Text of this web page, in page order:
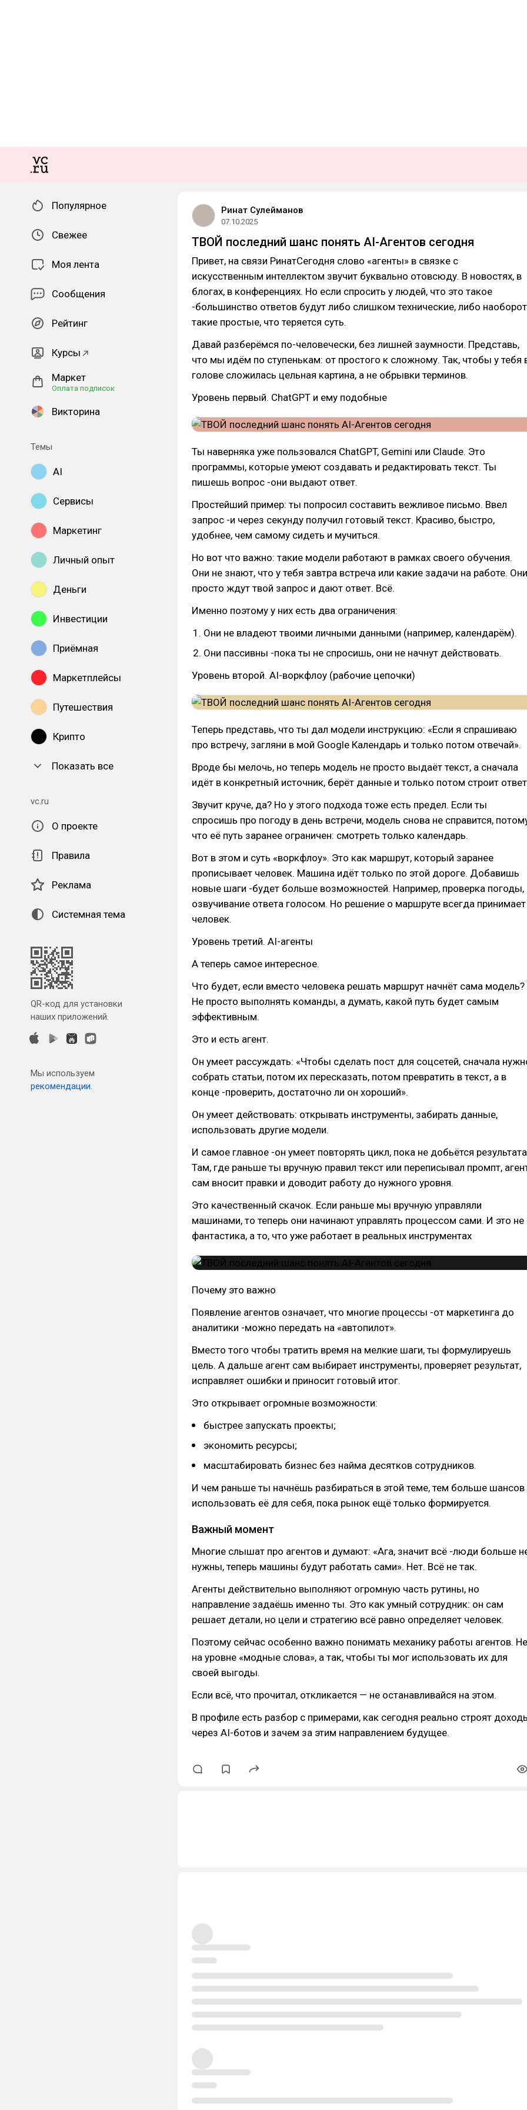
Популярное
Свежее
Моя лента
Сообщения
Рейтинг
Курсы
Маркет
Оплата подписок
Викторина
Темы
AI
Сервисы
Маркетинг
Личный опыт
Деньги
Инвестиции
Приёмная
Маркетплейсы
Путешествия
Крипто
Показать все
vc.ru
О проекте
Правила
Реклама
Системная тема
QR-код для установки
наших приложений.
Мы используем
рекомендации.
Ринат Сулейманов
07.10.2025
ТВОЙ последний шанс понять AI-Агентов сегодня
Привет, на связи РинатСегодня слово «агенты» в связке с
искусственным интеллектом звучит буквально отовсюду. В новостях, в
блогах, в конференциях. Но если спросить у людей, что это такое
-большинство ответов будут либо слишком технические, либо наоборот
такие простые, что теряется суть.
Давай разберёмся по-человечески, без лишней заумности. Представь,
что мы идём по ступенькам: от простого к сложному. Так, чтобы у тебя
голове сложилась цельная картина, а не обрывки терминов.
Уровень первый. ChatGPT и ему подобные
Ты наверняка уже пользовался ChatGPT, Gemini или Claude. Это
программы, которые умеют создавать и редактировать текст. Ты
пишешь вопрос -они выдают ответ.
Простейший пример: ты попросил составить вежливое письмо. Ввел
запрос -и через секунду получил готовый текст. Красиво, быстро,
удобнее, чем самому сидеть и мучиться.
Но вот что важно: такие модели работают в рамках своего обучения.
Они не знают, что у тебя завтра встреча или какие задачи на работе. Они
просто ждут твой запрос и дают ответ. Всё.
Именно поэтому у них есть два ограничения:
Они не владеют твоими личными данными (например, календарём).
Они пассивны -пока ты не спросишь, они не начнут действовать.
Уровень второй. AI-воркфлоу (рабочие цепочки)
Теперь представь, что ты дал модели инструкцию: «Если я спрашиваю
про встречу, загляни в мой Google Календарь и только потом отвечай».
Вроде бы мелочь, но теперь модель не просто выдаёт текст, а сначала
идёт в конкретный источник, берёт данные и только потом строит
Звучит круче, да? Но у этого подхода тоже есть предел. Если ты
спросишь про погоду в день встречи, модель снова не справится,
что её путь заранее ограничен: смотреть только календарь.
Вот в этом и суть «воркфлоу». Это как маршрут, который заранее
прописывает человек. Машина идёт только по этой дороге. Добавишь
новые шаги -будет больше возможностей. Например, проверка погоды,
озвучивание ответа голосом. Но решение о маршруте всегда принимает
человек.
Уровень третий. AI-агенты
А теперь самое интересное.
Что будет, если вместо человека решать маршрут начнёт сама модель?
Не просто выполнять команды, а думать, какой путь будет самым
эффективным.
Это и есть агент.
Он умеет рассуждать: «Чтобы сделать пост для соцсетей, сначала
собрать статьи, потом их пересказать, потом превратить в текст, а в
конце -проверить, достаточно ли он хороший».
Он умеет действовать: открывать инструменты, забирать данные,
использовать другие модели.
И самое главное -он умеет повторять цикл, пока не добьётся
Там, где раньше ты вручную правил текст или переписывал промпт,
сам вносит правки и доводит работу до нужного уровня.
Это качественный скачок. Если раньше мы вручную управляли
машинами, то теперь они начинают управлять процессом сами. И это не
фантастика, а то, что уже работает в реальных инструментах
Почему это важно
Появление агентов означает, что многие процессы -от маркетинга до
аналитики -можно передать на «автопилот».
Вместо того чтобы тратить время на мелкие шаги, ты формулируешь
цель. А дальше агент сам выбирает инструменты, проверяет результат,
исправляет ошибки и приносит готовый итог.
Это открывает огромные возможности:
быстрее запускать проекты;
экономить ресурсы;
масштабировать бизнес без найма десятков сотрудников.
И чем раньше ты начнёшь разбираться в этой теме, тем больше шансов
использовать её для себя, пока рынок ещё только формируется.
Важный момент
Многие слышат про агентов и думают: «Ага, значит всё -люди больше
нужны, теперь машины будут работать сами». Нет. Всё не так.
Агенты действительно выполняют огромную часть рутины, но
направление задаёшь именно ты. Это как умный сотрудник: он сам
решает детали, но цели и стратегию всё равно определяет человек.
Поэтому сейчас особенно важно понимать механику работы агентов. Не
на уровне «модные слова», а так, чтобы ты мог использовать их для
своей выгоды.
Если всё, что прочитал, откликается — не останавливайся на этом.
В профиле есть разбор с примерами, как сегодня реально строят
через AI-ботов и зачем за этим направлением будущее.